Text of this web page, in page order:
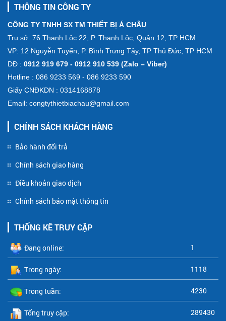
THÔNG TIN CÔNG TY
CÔNG TY TNHH SX TM THIẾT BỊ Á CHÂU
Trụ sở: 76 Thạnh Lộc 22, P. Thạnh Lộc, Quận 12, TP HCM
VP: 12 Nguyễn Tuyển, P. Bình Trưng Tây, TP Thủ Đức, TP HCM
DĐ : 0912 919 679 - 0912 910 539 (Zalo – Viber)
Hotline : 086 9233 569 - 086 9233 590
Giấy CNĐKDN : 0314168878
Email: congtythietbiachau@gmail.com
CHÍNH SÁCH KHÁCH HÀNG
Bảo hành đổi trả
Chính sách giao hàng
Điều khoản giao dịch
Chính sách bảo mật thông tin
THỐNG KÊ TRUY CẬP
Đang online: 1
Trong ngày: 1118
Trong tuần: 4230
Tổng truy cập: 289430